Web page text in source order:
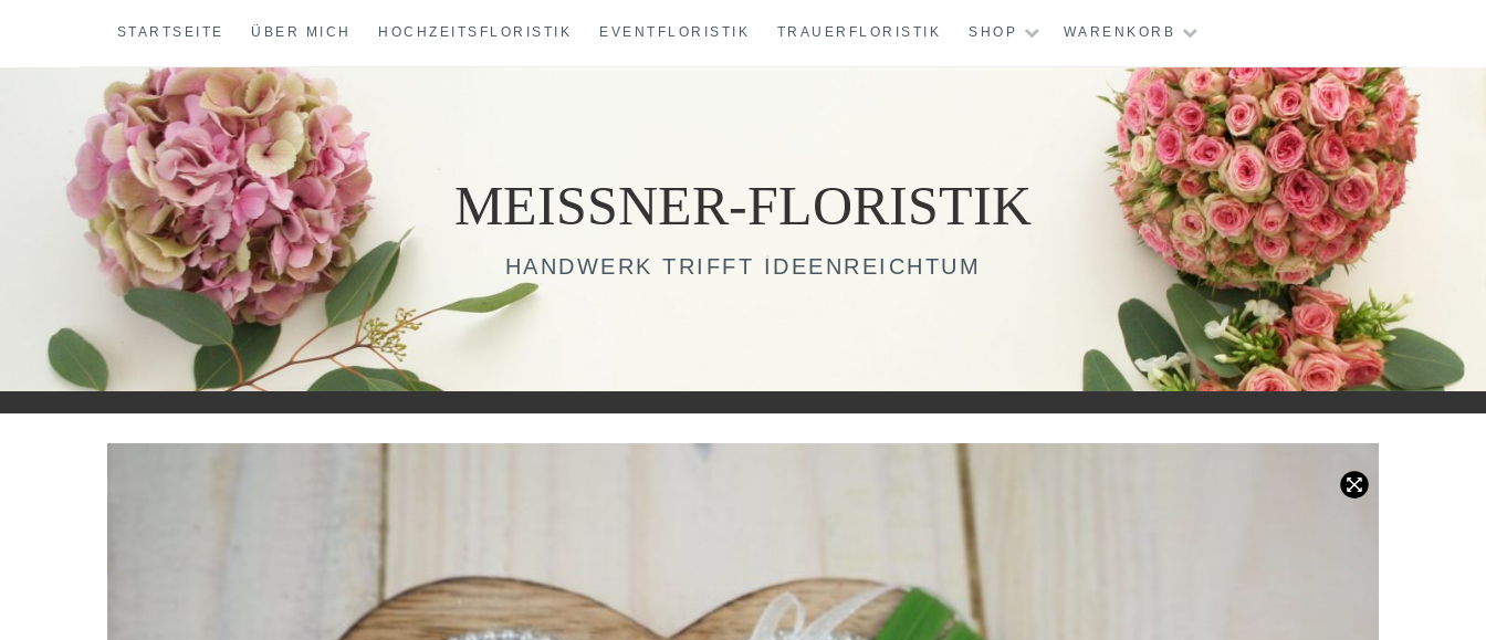
content
STARTSEITE ÜBER MICH HOCHZEITSFLORISTIK EVENTFLORISTIK TRAUERFLORISTIK SHOP WARENKORB
MEISSNER-FLORISTIK
HANDWERK TRIFFT IDEENREICHTUM